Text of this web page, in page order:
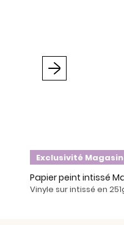
Exclusivité
Papier peint intissé
Vinyle sur intissé en